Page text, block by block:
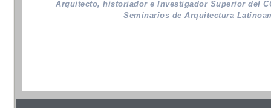
Arquitecto, historiador e Investigador Superior del
Seminarios de Arquitectura